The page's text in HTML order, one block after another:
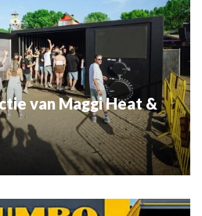
van Maggi Heat &